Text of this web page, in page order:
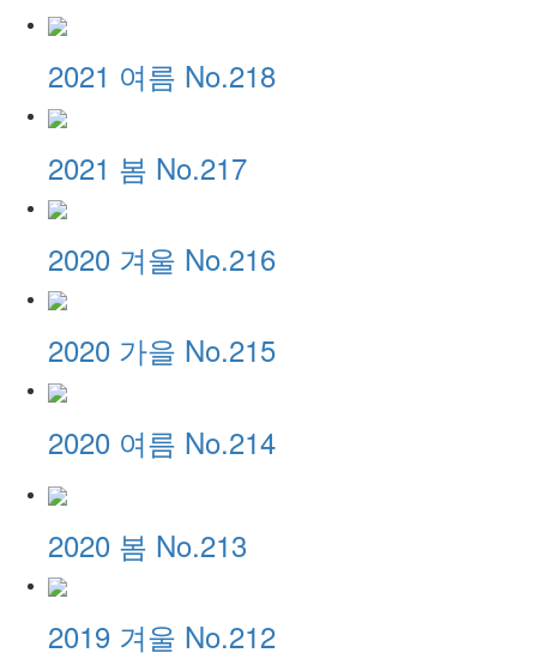
2021 여름 No.218
2021 봄 No.217
2020 겨울 No.216
2020 가을 No.215
2020 여름 No.214
2020 봄 No.213
2019 겨울 No.212